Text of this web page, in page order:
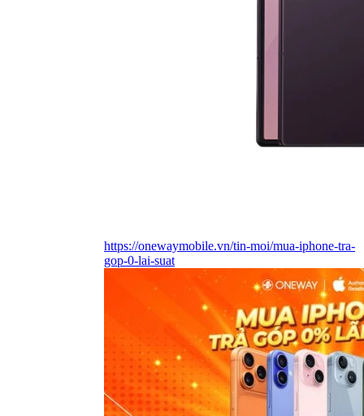
https://onewaymobile.vn/tin-moi/mua-iphone-tra-
gop-0-lai-suat